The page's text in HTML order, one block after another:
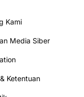
Kami
Media Siber
Ketentuan